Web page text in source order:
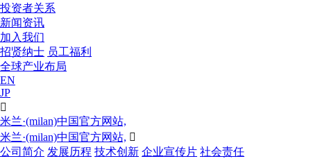
投资者关系
新闻资讯
加入我们
招贤纳士 员工福利
全球产业布局
EN
JP

米兰·(milan)中国官方网站,
米兰·(milan)中国官方网站, 
公司简介 发展历程 技术创新 企业宣传片 社会责任